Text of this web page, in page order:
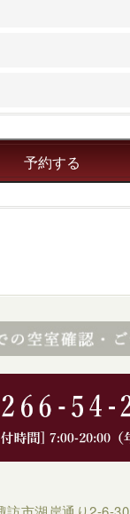
予約する